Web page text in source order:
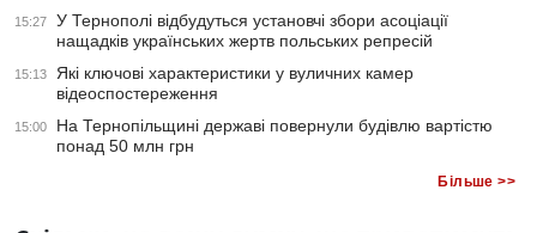
15:27
У Тернополі відбудуться установчі збори асоціації
нащадків українських жертв польських репресій
15:13
Які ключові характеристики у вуличних камер
відеоспостереження
15:00
На Тернопільщині державі повернули будівлю вартістю
понад 50 млн грн
Більше >>